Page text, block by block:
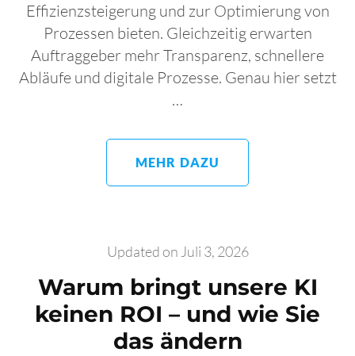
Effizienzsteigerung und zur Optimierung von
Prozessen bieten. Gleichzeitig erwarten
Auftraggeber mehr Transparenz, schnellere
Abläufe und digitale Prozesse. Genau hier setzt
…
MEHR DAZU
Updated on Juli 3, 2026
Warum bringt unsere KI
keinen ROI – und wie Sie
das ändern